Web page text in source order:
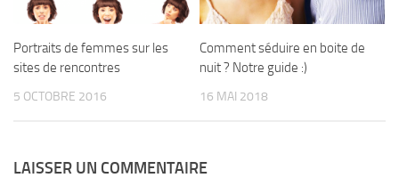
Portraits de femmes sur les
sites de rencontres
5 OCTOBRE 2016
Comment séduire en boite de
nuit ? Notre guide :)
16 MAI 2018
LAISSER UN COMMENTAIRE